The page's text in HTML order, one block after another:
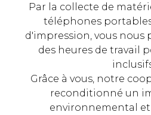
Par la collecte de
téléphones
d'impression, vous nous
des heures de travail
Grâce à vous, notre
reconditionné un
environnemental et